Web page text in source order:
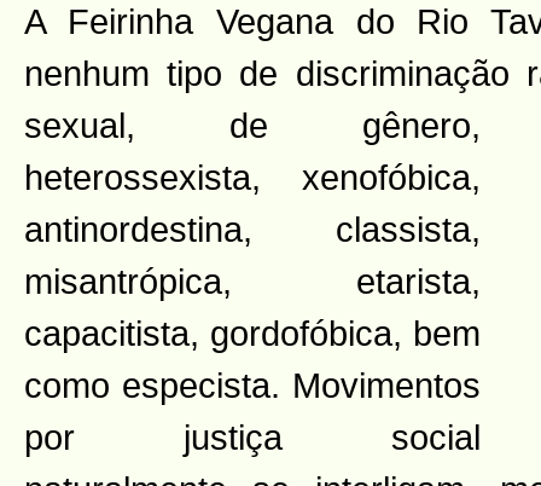
A Feirinha Vegana do Rio
nenhum tipo de discriminação
sexual, de gênero,
heterossexista, xenofóbica,
antinordestina, classista,
misantrópica, etarista,
capacitista, gordofóbica, bem
como especista. Movimentos
por justiça social